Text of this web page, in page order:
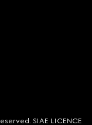
SIAE LICENCE